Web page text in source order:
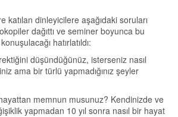
katılan dinleyicilere aşağıdaki soruları
dağıttı ve seminer boyunca bu
hatırlatıldı:
düşündüğünüz, isterseniz nasıl
ama bir türlü yapmadığınız şeyler
hayattan memnun musunuz? Kendinizde ve
yapmadan 10 yıl sonra nasıl bir hayat